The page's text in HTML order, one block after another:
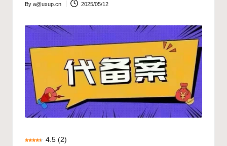
Posted
By a@uxup.cn 2025/05/12
4.5 (2)